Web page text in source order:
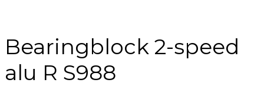
Bearingblock 2-speed
alu R S988